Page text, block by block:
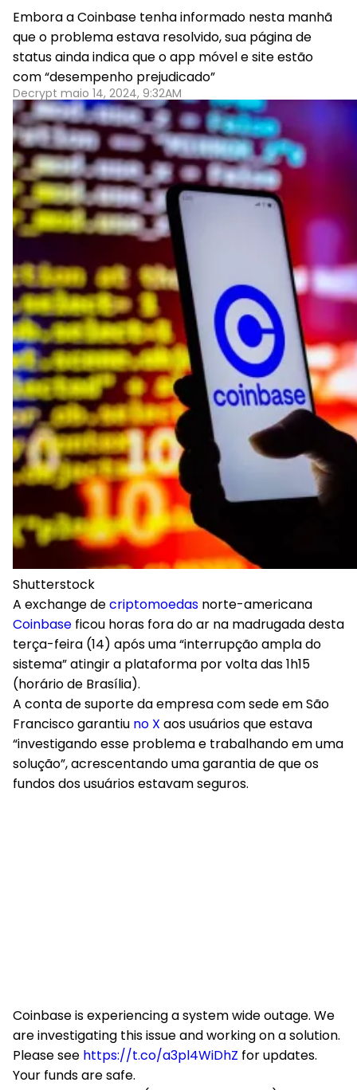
Embora a Coinbase tenha informado nesta manhã
que o problema estava resolvido, sua página de
status ainda indica que o app móvel e site estão
com “desempenho prejudicado”
Decrypt maio 14, 2024, 9:32AM
Shutterstock
A exchange decriptomoedas norte-americana
Coinbase ficou horas fora do ar na madrugada desta
terça-feira (14) após uma “interrupção ampla do
sistema” atingir a plataforma por volta das 1h15
(horário de Brasília).
A conta de suporte da empresa com sede em São
Francisco garantiu no X aos usuários que estava
“investigando esse problema e trabalhando em uma
solução”, acrescentando uma garantia de que os
fundos dos usuários estavam seguros.
Coinbase is experiencing a system wide outage. We
are investigating this issue and working on a solution.
Please see https://t.co/a3pl4WiDhZ for updates.
Your funds are safe.